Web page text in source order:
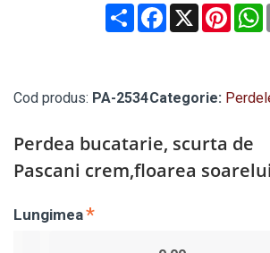
ShareFacebook
X
Cod produs: PA-2534Categorie:
Perdea bucatarie, scurta de
Pascani crem,floarea soarelui
Lungimea